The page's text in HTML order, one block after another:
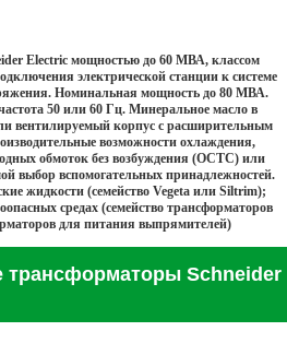
Electric мощностью до 60 МВА, классом
электрической станции к системе
Номинальная мощность до 80 МВА.
50 или 60 Гц. Минеральное масло в
вентилируемый корпус с расширительным
возможности охлаждения,
обмоток без возбуждения (OCTC) или
выбор вспомогательных принадлежностей.
жидкости (семейство Vegeta или Siltrim);
средах (семейство трансформаторов
для питания выпрямителей)
трансформаторы Schneider